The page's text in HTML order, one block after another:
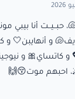
حبــيــت أنا
و أنهايبن🤍
كاتساي🎀 و
احبهم موت😚🙌